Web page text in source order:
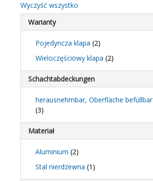
Wyczyść wszystko
Warianty
Pojedyncza klapa (2)
Wieloczęściowy klapa (2)
Schachtabdeckungen
herausnehmbar, Oberfläche befüllbar
(3)
Materiał
Aluminium (2)
Stal nierdzewna (1)